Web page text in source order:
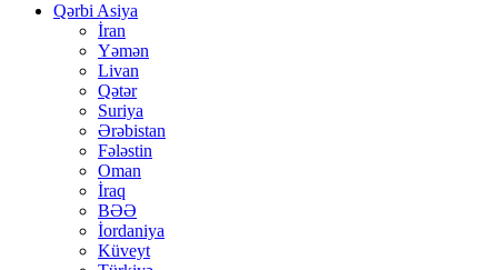
Qərbi Asiya
İran
Yəmən
Livan
Qətər
Suriya
Ərəbistan
Fələstin
Oman
İraq
BƏƏ
İordaniya
Küveyt